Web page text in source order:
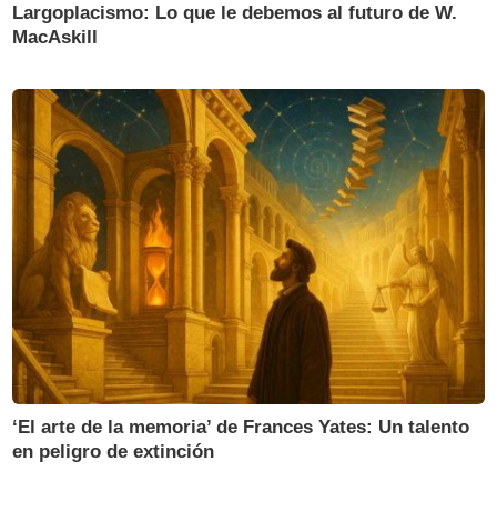
Largoplacismo: Lo que le debemos al futuro de W.
MacAskill
‘El arte de la memoria’ de Frances Yates: Un talento
en peligro de extinción